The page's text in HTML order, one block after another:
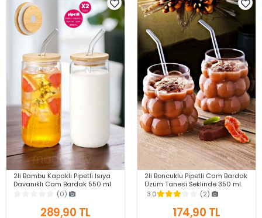
2li Bambu Kapaklı Pipetli Isıya
Dayanıklı Cam Bardak 550 ml
Kola Kutu Şekilli Kahve Sunum
(0)
289,90 TL
2li Boncuklu Pipetli Cam Bardak
Üzüm Tanesi Şeklinde 350 ml.
Meşrubat Su Kahve Sunum
Bardağı Seti
3.0 (2)
174,90 TL